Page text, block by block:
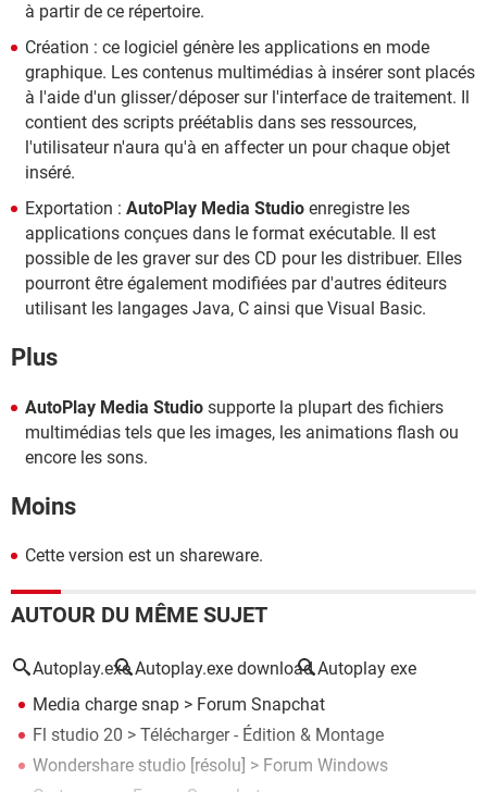
à partir de ce répertoire.
Création : ce logiciel génère les applications en mode
graphique. Les contenus multimédias à insérer sont placés
à l'aide d'un glisser/déposer sur l'interface de traitement. Il
contient des scripts préétablis dans ses ressources,
l'utilisateur n'aura qu'à en affecter un pour chaque objet
inséré.
Exportation : AutoPlay Media Studio enregistre les
applications conçues dans le format exécutable. Il est
possible de les graver sur des CD pour les distribuer. Elles
pourront être également modifiées par d'autres éditeurs
utilisant les langages Java, C ainsi que Visual Basic.
Plus
AutoPlay Media Studio supporte la plupart des fichiers
multimédias tels que les images, les animations flash ou
encore les sons.
Moins
Cette version est un shareware.
AUTOUR DU MÊME SUJET
Autoplay.exe Autoplay.exe download Autoplay exe
Media charge snap > Forum Snapchat
Fl studio 20 > Télécharger - Édition & Montage
Wondershare studio [résolu] > Forum Windows